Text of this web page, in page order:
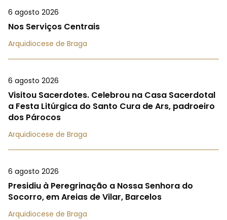
6 agosto 2026
Nos Serviços Centrais
Arquidiocese de Braga
6 agosto 2026
Visitou Sacerdotes. Celebrou na Casa Sacerdotal
a Festa Litúrgica do Santo Cura de Ars, padroeiro
dos Párocos
Arquidiocese de Braga
6 agosto 2026
Presidiu à Peregrinação a Nossa Senhora do
Socorro, em Areias de Vilar, Barcelos
Arquidiocese de Braga